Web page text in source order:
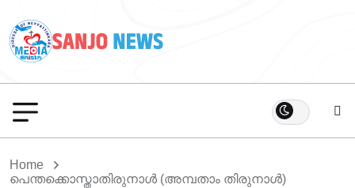
Home
പെന്തക്കൊസ്താതിരുനാൾ (അമ്പതാം തിരുനാൾ)